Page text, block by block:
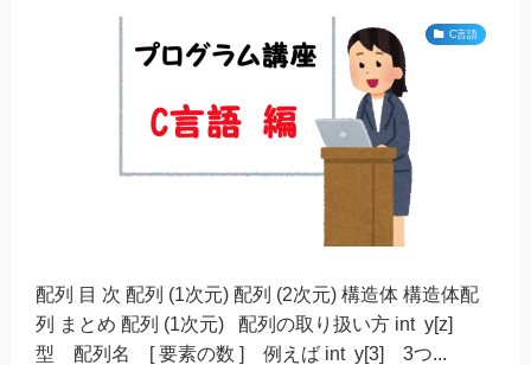
C言語
配列 目 次 配列 (1次元) 配列 (2次元) 構造体 構造体配
列 まとめ 配列 (1次元) 配列の取り扱い方 int y[z]
型 配列名 [ 要素の数 ] 例えば int y[3] 3つ...